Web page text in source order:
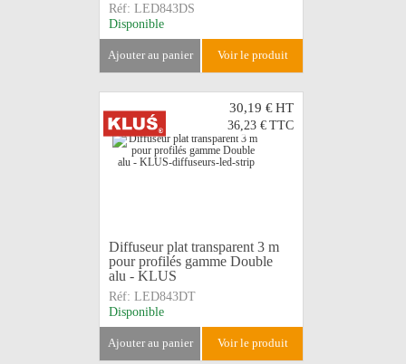
Réf: LED843DS
Disponible
ajouter au panier voir le produit
30,19 €HT
36,23 € TTC
Diffuseur plat transparent 3 m
pour profilés gamme Double
alu - KLUS
Réf: LED843DT
Disponible
ajouter au panier voir le produit